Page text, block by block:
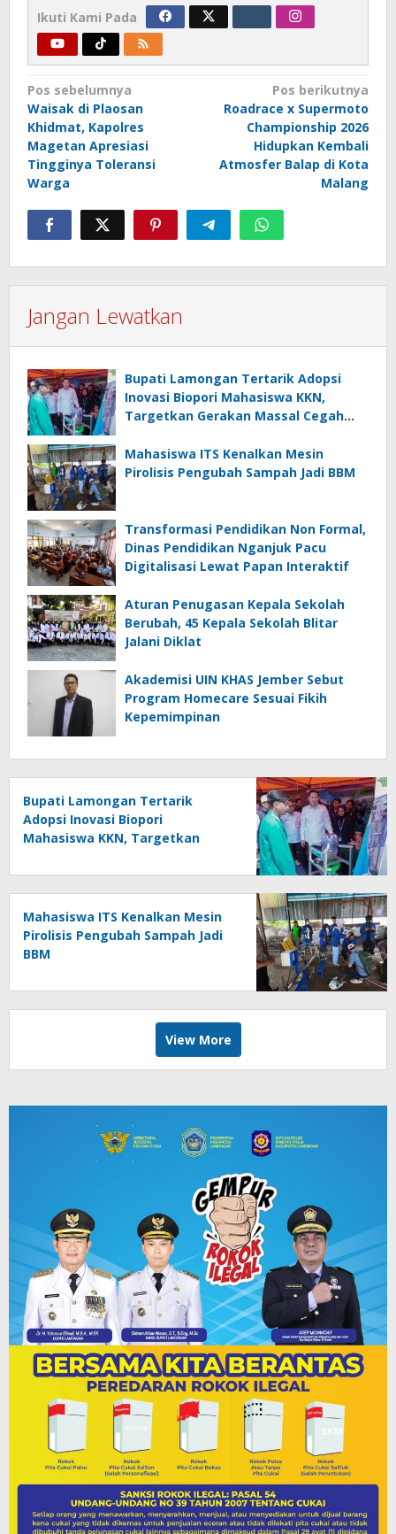
Ikuti Kami Pada
Navigasi
pos
Pos sebelumnya
Waisak di Plaosan
Khidmat, Kapolres
Magetan Apresiasi
Tingginya Toleransi
Warga
Pos berikutnya
Roadrace x Supermoto
Championship 2026
Hidupkan Kembali
Atmosfer Balap di Kota
Malang
Jangan Lewatkan
Bupati Lamongan Tertarik Adopsi
Inovasi Biopori Mahasiswa KKN,
Targetkan Gerakan Massal Cegah
Mahasiswa ITS Kenalkan Mesin
Pirolisis Pengubah Sampah Jadi BBM
Transformasi Pendidikan Non Formal,
Dinas Pendidikan Nganjuk Pacu
Digitalisasi Lewat Papan Interaktif
Aturan Penugasan Kepala Sekolah
Berubah, 45 Kepala Sekolah Blitar
Jalani Diklat
Akademisi UIN KHAS Jember Sebut
Program Homecare Sesuai Fikih
Kepemimpinan
Bupati Lamongan Tertarik
Adopsi Inovasi Biopori
Mahasiswa KKN, Targetkan
Mahasiswa ITS Kenalkan Mesin
Pirolisis Pengubah Sampah Jadi
BBM
View More